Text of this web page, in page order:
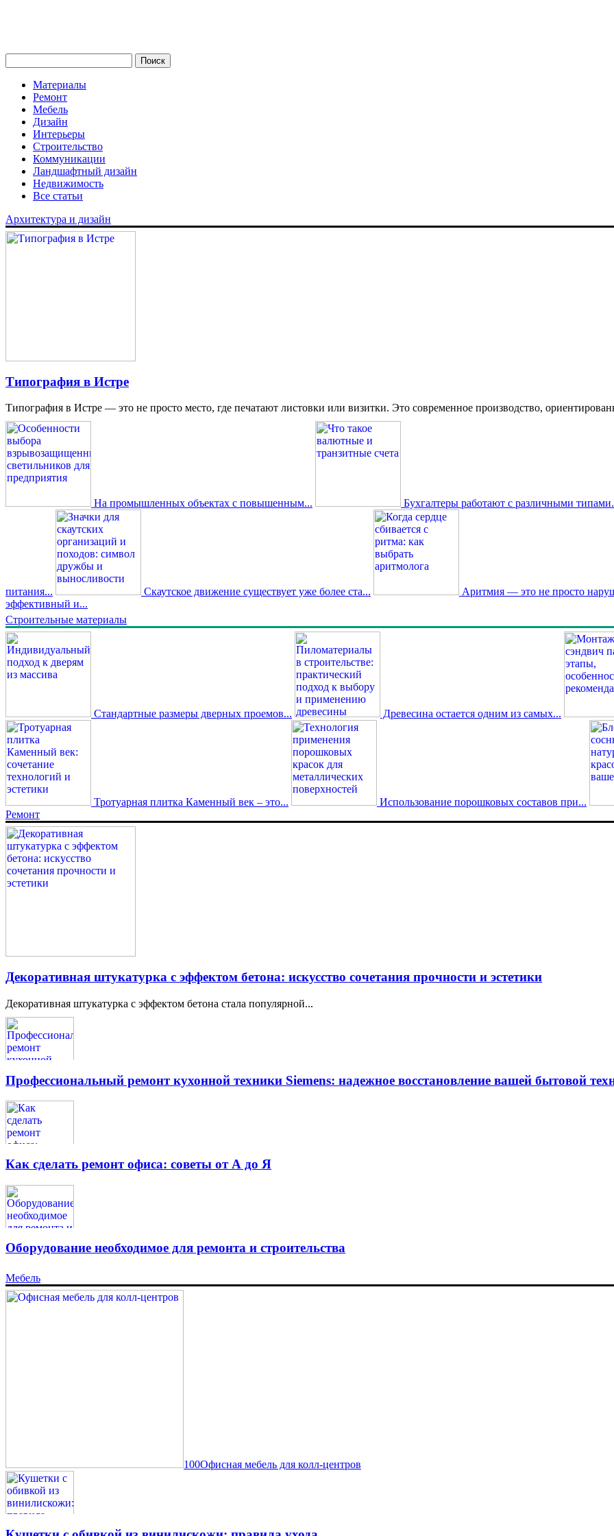
Материалы
Ремонт
Мебель
Дизайн
Интерьеры
Строительство
Коммуникации
Ландшафтный дизайн
Недвижимость
Все статьи
Архитектура и дизайн
Типография в Истре
Типография в Истре — это не просто место, где печатают листовки или визитки. Это современное производство,
На промышленных объектах с повышенным... Бухгалтеры работают с различными
питания... Скаутское движение существует уже более ста...
Аритмия — это не просто
эффективный и...
Строительные материалы
Стандартные размеры дверных проемов... Древесина остается одним из самых...
Тротуарная плитка Каменный век – это...
Использование порошковых составов при...
Ремонт
Декоративная штукатурка с эффектом бетона: искусство сочетания прочности и эстетики
Декоративная штукатурка с эффектом бетона стала популярной...
Профессиональный ремонт кухонной техники Siemens: надежное восстановление вашей бытовой
Как сделать ремонт офиса: советы от А до Я
Оборудование необходимое для ремонта и строительства
Мебель
100Офисная мебель для колл-центров